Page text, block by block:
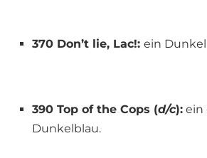
370 Don’t lie, Lac!: ein
390 Top of the Cops (d/c): ein
Dunkelblau.